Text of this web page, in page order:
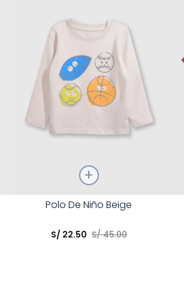
Polo De Niño Beige
S/ 22.50 S/ 45.00